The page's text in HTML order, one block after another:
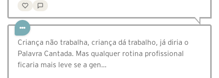
Criança não trabalha, criança dá trabalho, já diria o
Palavra Cantada. Mas qualquer rotina profissional
ficaria mais leve se a gen…